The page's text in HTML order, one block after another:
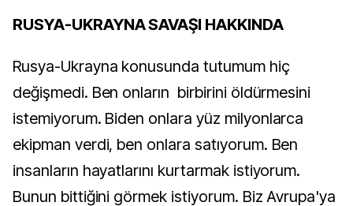
RUSYA-UKRAYNA SAVAŞI HAKKINDA
Rusya-Ukrayna konusunda tutumum hiç
değişmedi. Ben onların birbirini öldürmesini
istemiyorum. Biden onlara yüz milyonlarca
ekipman verdi, ben onlara satıyorum. Ben
insanların hayatlarını kurtarmak istiyorum.
Bunun bittiğini görmek istiyorum. Biz Avrupa'ya